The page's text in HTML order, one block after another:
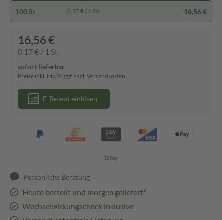
100 St (0,17 € / 1 St) 16,56 €
16,56 €
0,17 € / 1 St
sofort lieferbar
Preise inkl. MwSt. ggf. zzgl. Versandkosten
E-Rezept einlösen
Persönliche Beratung
Heute bestellt und morgen geliefert³
Wechselwirkungscheck inklusive